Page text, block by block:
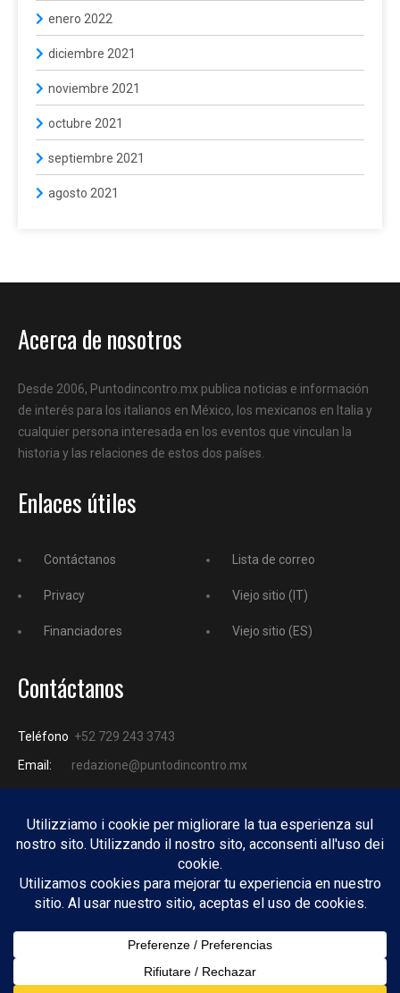
enero 2022
diciembre 2021
noviembre 2021
octubre 2021
septiembre 2021
agosto 2021
Acerca de nosotros
Desde 2006, Puntodincontro.mx publica noticias e información
de interés para los italianos en México, los mexicanos en Italia y
cualquier persona interesada en los eventos que vinculan la
historia y las relaciones de estos dos países.
Enlaces útiles
Contáctanos
Privacy
Financiadores
Lista de correo
Viejo sitio (IT)
Viejo sitio (ES)
Contáctanos
Teléfono +52 729 243 3743
Email:
redazione@puntodincontro.mx
PUNTODINCONTRO
Copyright © 2025 Puntodincontro